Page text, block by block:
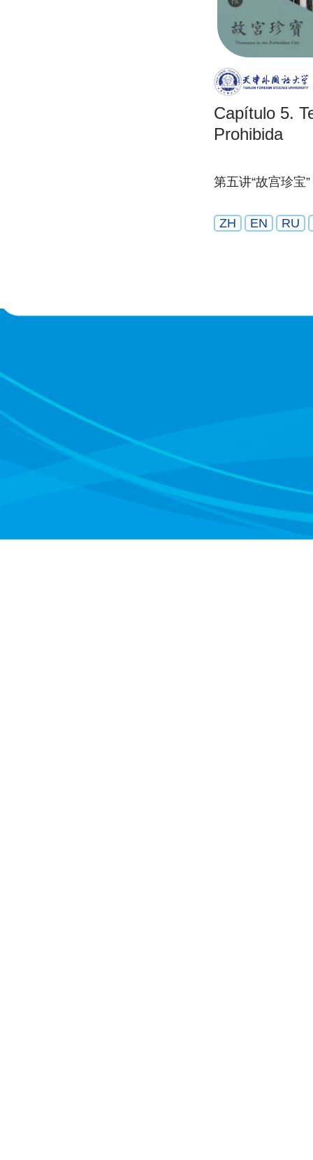
Capítulo 5.
Prohibida
第五讲“故宫珍宝”
ZH EN RU